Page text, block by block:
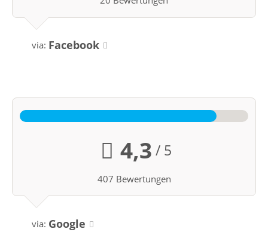
via: Facebook
4,3 / 5
407 Bewertungen
via: Google